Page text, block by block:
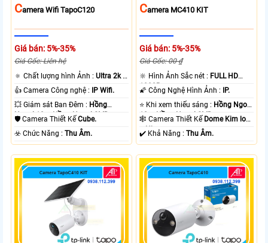
CAmera Wifi TapoC120
Giá bán: 5%-35%
Giá Gốc: Liên hệ
🔅 Chất lượng hình Ảnh :Ultra 2k +
.
👍 Camera Công nghệ : IP Wifi.
💥 Giám sát Ban Đêm : Hồng
Ngoại 10m Hồng Ngoại SMD.
🛡 Camera Thiết KếCube.
️☣️ Chức Năng :Thu Âm.
CAmera MC410 KIT
Giá bán: 5%-35%
Giá Gốc: 00 ₫
🔆 Hình Ảnh Sắc nét : FULL HD
1080P .
🌠 Công Nghệ Hình Ảnh : IP.
⭐ Khi xem thiếu sáng : Hồng Ngoại
10m Hồng Ngoại SMD.
🕸️ Camera Thiết Kế Dome Kim loại
+ Nhựa.
️✔️ Khả Năng :Thu Âm.